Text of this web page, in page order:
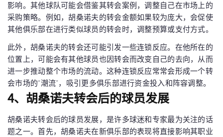
影响。其他球队可能会借鉴其转会案例，调整自己在市场上的
采购策略。例如，胡桑诺夫的转会金额如果较为庞大，会促使
其他俱乐部在进行类似球员的转会时，调整预算或支付方式。
此外，胡桑诺夫的转会还可能引发一些连锁反应。在他所在的
位置上，可能会有其他球员也因转会而改变自己的去向，从而
进一步推动整个市场的流动。这种连锁反应常常会形成一个转
会市场的“潮流”，吸引更多俱乐部进行资金投入和阵容调整。
4、胡桑诺夫转会后的球员发展
胡桑诺夫转会后的球员发展，是许多球迷和专家最为关注的话
题之一。首先，胡桑诺夫在新俱乐部的表现将直接影响其职业